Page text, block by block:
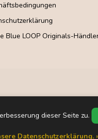
Blue LOOP Originals-
dieser Seite zu.
Datenschutzerklärung.